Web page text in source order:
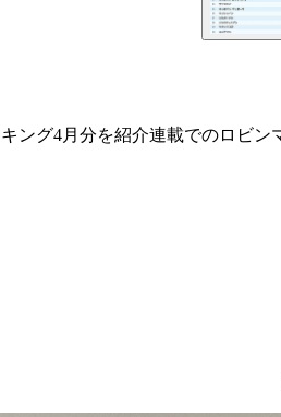
ング4月分を紹介連載でのロビ